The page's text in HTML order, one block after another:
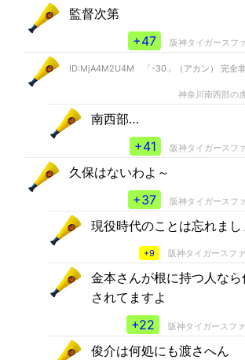
監督次第
+47
阪神タイガースフ
ID:MjA4M2U4M 「-30」（アカン） 完全
神奈川南西部の
南西部…
+41
阪神タイガースフ
久保はないわよ～
+37
阪神タイガースフ
現役時代のことは忘れまし
+9 阪神タイガースフ
金本さんが根に持つ人な
されてますよ
+22
阪神タイガースフ
俊介は何処にも渡さへん